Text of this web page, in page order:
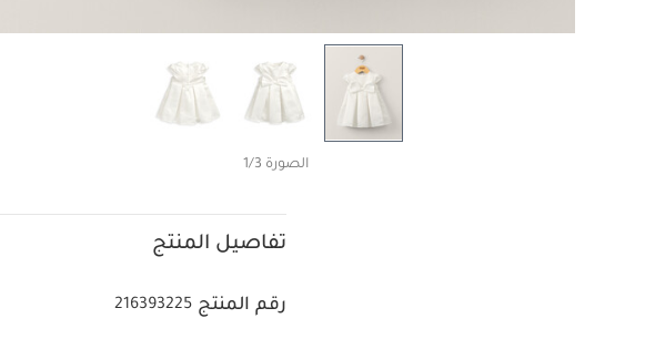
الصورة 1/3
تفاصيل المنتج
رقم المنتج 216393225